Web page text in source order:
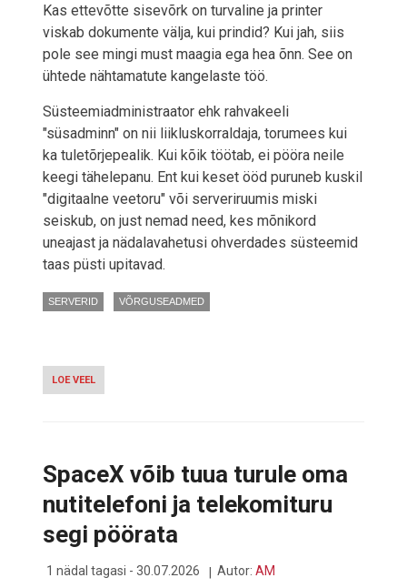
Kas ettevõtte sisevõrk on turvaline ja printer
viskab dokumente välja, kui prindid? Kui jah, siis
pole see mingi must maagia ega hea õnn. See on
ühtede nähtamatute kangelaste töö.
Süsteemiadministraator ehk rahvakeeli
"süsadminn" on nii liikluskorraldaja, torumees kui
ka tuletõrjepealik. Kui kõik töötab, ei pööra neile
keegi tähelepanu. Ent kui keset ööd puruneb kuskil
"digitaalne veetoru" või serveriruumis miski
seiskub, on just nemad need, kes mõnikord
uneajast ja nädalavahetusi ohverdades süsteemid
taas püsti upitavad.
SERVERID VÕRGUSEADMED
LOE VEEL
TÄNA
SINU
VÄÄRIB
TORTI
JA
TÄNULIKKUST
SpaceX võib tuua turule oma
nutitelefoni ja telekomituru
segi pöörata
1 nädal tagasi - 30.07.2026 Autor: AM